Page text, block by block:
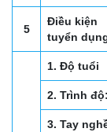
5
Điều kiện
tuyển
1. Độ tuổi
2. Trình độ:
3. Tay